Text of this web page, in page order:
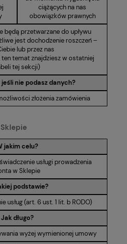
ciążących na nas
obowiązków prawnych
będą przetwarzane do upływu
jest dochodzenie roszczeń –
lub przez nas
temat znajdziesz w ostatniej
tej sekcji)
nie podasz danych?
złożenia zamówienia
jakim celu?
usługi prowadzenia
w Sklepie
podstawie?
usług (art. 6 ust. 1 lit. b RODO)
Jak długo?
wyżej wymienionej umowy